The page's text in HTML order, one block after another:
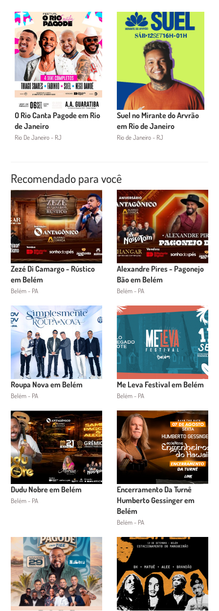
O Rio Canta Pagode em Rio
de Janeiro
Rio De Janeiro - RJ
Suel no Mirante do Arvrão
em Rio de Janeiro
Rio de Janeiro - RJ
Recomendado para você
Zezé Di Camargo - Rústico
em Belém
Belém - PA
Alexandre Pires - Pagonejo
Bão em Belém
Belém - PA
Roupa Nova em Belém
Belém - PA
Me Leva Festival em Belém
Belém - PA
Dudu Nobre em Belém
Belém - PA
Encerramento Da Turnê
Humberto Gessinger em
Belém
Belém - PA